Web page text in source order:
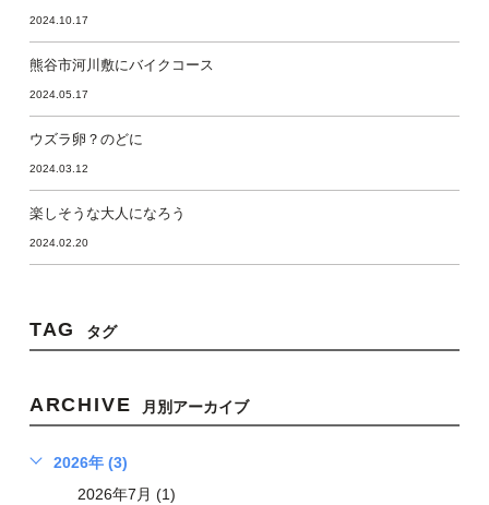
2024.10.17
熊谷市河川敷にバイクコース
2024.05.17
ウズラ卵？のどに
2024.03.12
楽しそうな大人になろう
2024.02.20
TAG タグ
ARCHIVE 月別アーカイブ
2026年 (3)
2026年7月 (1)